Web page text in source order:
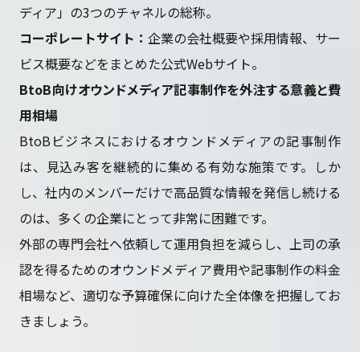
ディア」の3つのチャネルの総称。
コーポレートサイト： 企業の会社概要や採用情報、サー
ビス概要などをまとめた公式Webサイト。
BtoB向けオウンドメディア記事制作を外注する意義と費
用相場
BtoBビジネスにおけるオウンドメディアの記事制作
は、見込み客を継続的に集める有効な施策です。しか
し、社内のメンバーだけで高品質な情報を発信し続ける
のは、多くの企業にとって非常に困難です。
外部の専門会社へ依頼して運用負担を減らし、上司の承
認を得るためのオウンドメディア費用や記事制作の料金
相場など、適切な予算確保に向けた全体像を把握してお
きましょう。